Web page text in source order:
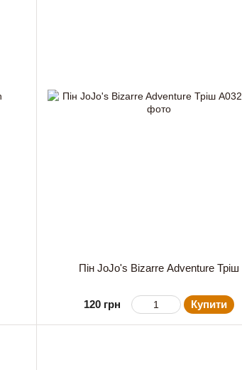
Пін JoJo's Bizarre Adventure Тріш
120 грн Купити